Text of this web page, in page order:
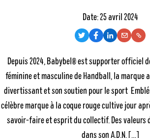
Date:P
o
t
e
d
o
n
25 avril 2024
T
i
t
t
r
F
c
e
b
o
k
L
n
e
I
n
E
a
i
l
L
n
k
Depuis 2024, Babybel® est supporter officiel
féminine et masculine de Handball, la marque
divertissant et son soutien pour le sport
célèbre marque à la coque rouge cultive jour
savoir-faire et esprit du collectif. Des valeurs
dans son A.D.N. […]